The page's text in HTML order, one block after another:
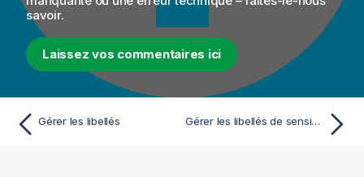
savoir.
Laissez vos commentaires ici
Gérer les libellés Gérer les libellés de sensibilité